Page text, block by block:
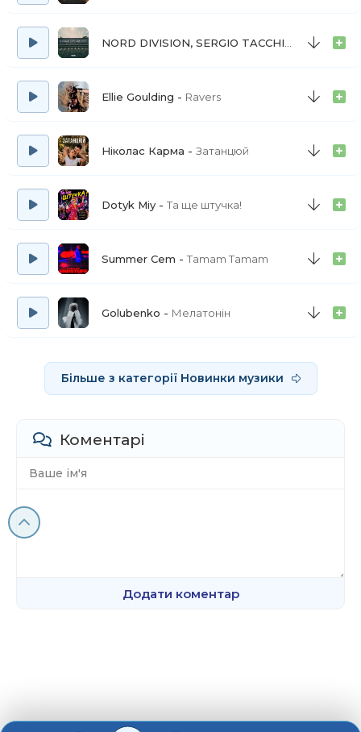
Ellie Goulding Ravers
Ніколас Карма Затанцюй
Dotyk Miy Та ще штучка!
Summer Cem Tamam Tamam
Golubenko Мелатонін
Більше з категорії Новинки музики
Коментарі
Додати коментар